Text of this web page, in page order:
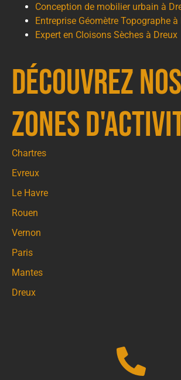
Conception de mobilier urbain à
Entreprise Géomètre Topographe à
Expert en Cloisons Sèches à Dreux
Découvrez nos
zones
Chartres
Evreux
Le Havre
Rouen
Vernon
Paris
Mantes
Dreux